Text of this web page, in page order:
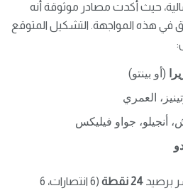
حيث أكدت مصادر موثوقة أنه
في هذه المواجهة. التشكيل المتوقع
(أو بينتو)
العمري
أنجيلو، جواو فيليكس
برصيد 24 نقطة
(6 انتصارات، 6